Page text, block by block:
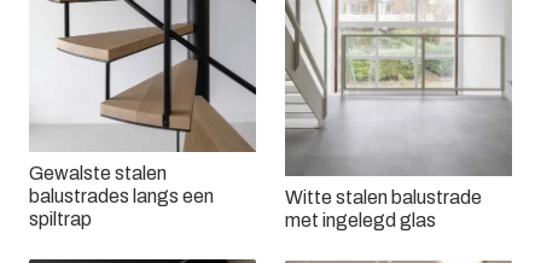
Gewalste stalen
balustrades langs een
spiltrap
Witte stalen balustrade
met ingelegd glas